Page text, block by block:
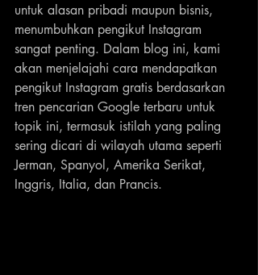
untuk alasan pribadi maupun bisnis,
menumbuhkan pengikut Instagram
sangat penting. Dalam blog ini, kami
akan menjelajahi cara mendapatkan
pengikut Instagram gratis berdasarkan
tren pencarian Google terbaru untuk
topik ini, termasuk istilah yang paling
sering dicari di wilayah utama seperti
Jerman, Spanyol, Amerika Serikat,
Inggris, Italia, dan Prancis.